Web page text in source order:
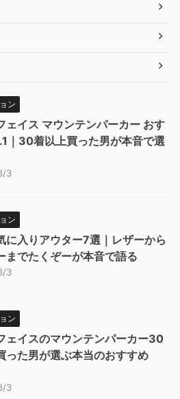
ン
ェイス マウンテンパーカー おす
｜30着以上買った男が本音で選
3
ン
に入りアウター7選｜レザーから
までたくぞーが本音で語る
3
ン
ェイスのマウンテンパーカー30
った男が選ぶ本当のおすすめ
3